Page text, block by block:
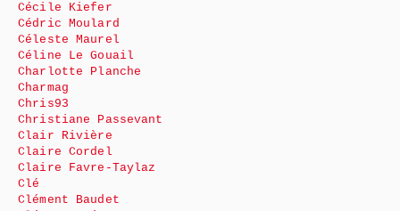
Cécile Kiefer
Cédric Moulard
Céleste Maurel
Céline Le Gouail
Charlotte Planche
Charmag
Chris93
Christiane Passevant
Clair Rivière
Claire Cordel
Claire Favre-Taylaz
Clé
Clément Baudet